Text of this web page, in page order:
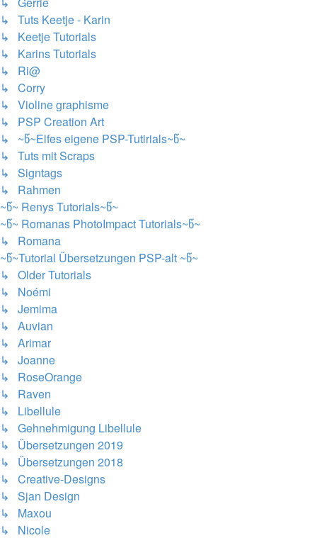
↳ Tuts Keetje - Karin
↳ Keetje Tutorials
↳ Karins Tutorials
↳ Ri@
↳ Corry
↳ Violine graphisme
↳ PSP Creation Art
↳ ~წ~Elfes eigene PSP-Tutirials~წ~
↳ Tuts mit Scraps
↳ Signtags
↳ Rahmen
~წ~ Renys Tutorials~წ~
~წ~ Romanas PhotoImpact Tutorials~წ~
↳ Romana
~წ~Tutorial Übersetzungen PSP-alt ~წ~
↳ Older Tutorials
↳ Noémi
↳ Jemima
↳ Auvian
↳ Arimar
↳ Joanne
↳ RoseOrange
↳ Raven
↳ Libellule
↳ Gehnehmigung Libellule
↳ Übersetzungen 2019
↳ Übersetzungen 2018
↳ Creative-Designs
↳ Sjan Design
↳ Maxou
↳ Nicole